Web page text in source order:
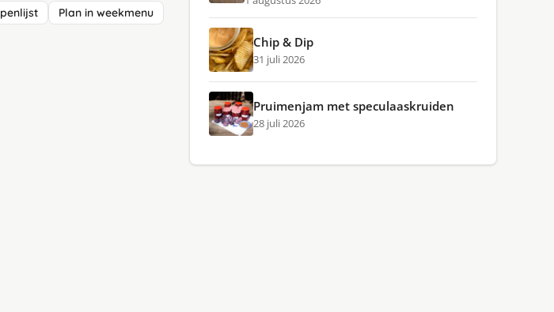
Plan in weekmenu
Chip & Dip
31 juli 2026
Pruimenjam met speculaaskruiden
28 juli 2026